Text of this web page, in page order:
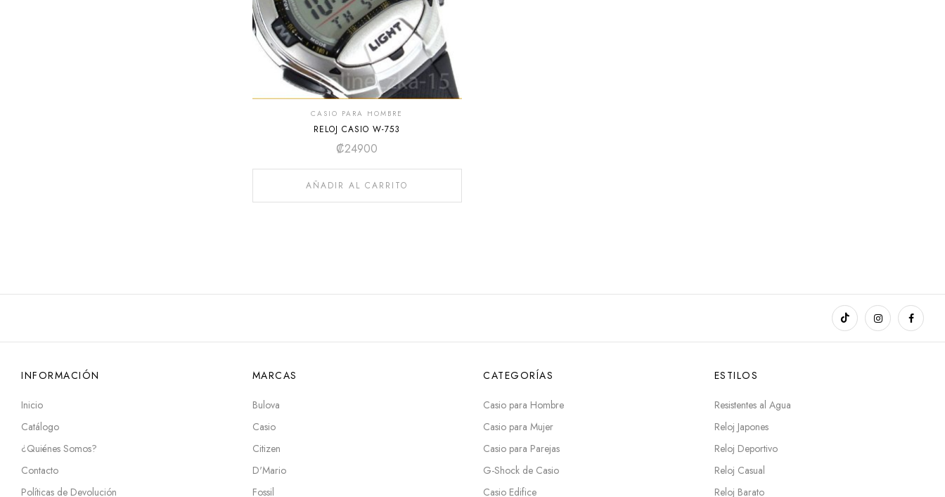
CASIO PARA HOMBRE
RELOJ CASIO W-753
₡24900
AÑADIR AL CARRITO
INFORMACIÓN
Inicio
Catálogo
¿Quiénes Somos?
Contacto
Políticas de Devolución
MARCAS
Bulova
Casio
Citizen
D'Mario
Fossil
CATEGORÍAS
Casio para Hombre
Casio para Mujer
Casio para Parejas
G-Shock de Casio
Casio Edifice
ESTILOS
Resistentes al Agua
Reloj Japones
Reloj Deportivo
Reloj Casual
Reloj Barato